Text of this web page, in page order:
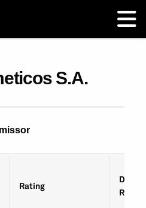
S.A.
Rating
Data
Rating